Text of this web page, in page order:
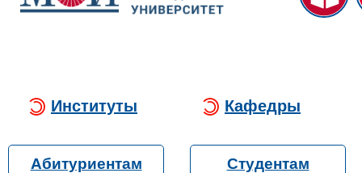
Институты Кафедры
Абитуриентам Студентам